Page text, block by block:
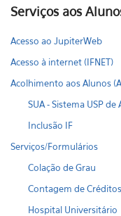
Serviços aos
Acesso ao JupiterWeb
Acesso à internet (IFNET)
Acolhimento aos Alunos
SUA - Sistema USP
Inclusão IF
Serviços/Formulários
Colação de Grau
Contagem de Créditos
Hospital Universitário